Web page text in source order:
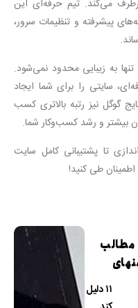
می‌کند. تیم حرفه‌ای این
پیشرفته و تنظیمات سرور،
به زیبایی محدود نمی‌شود.
سایتی را برای شما ایجاد
گوگل نیز رتبه بالاتری کسب
بیشتر و رشد کسب‌وکار شما.
تا پشتیبانی کامل سایت
طی کنید!
مطالب
۱۱ دلیل